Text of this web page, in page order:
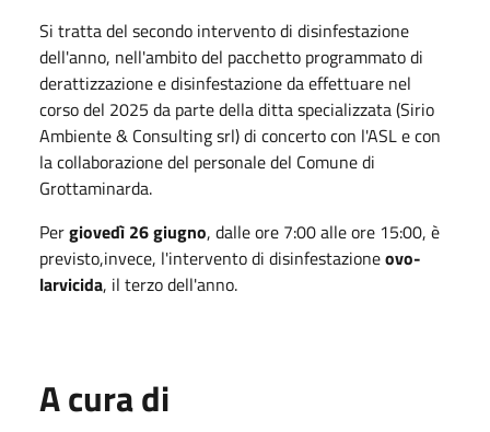
Si tratta del secondo intervento di disinfestazione
dell'anno, nell'ambito del pacchetto programmato di
derattizzazione e disinfestazione da effettuare nel
corso del 2025 da parte della ditta specializzata (Sirio
Ambiente & Consulting srl) di concerto con l'ASL e con
la collaborazione del personale del Comune di
Grottaminarda.
Pergiovedì 26 giugno, dalle ore 7:00 alle ore 15:00, è
previsto,invece, l'intervento di disinfestazioneovo-
larvicida, il terzo dell'anno.
A cura di